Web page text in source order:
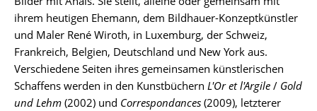
ihrem heutigen Ehemann, dem Bildhauer-Konzeptkünstler
und Maler René Wiroth, in Luxemburg, der Schweiz,
Frankreich, Belgien, Deutschland und New York aus.
Verschiedene Seiten ihres gemeinsamen künstlerischen
Schaffens werden in den Kunstbüchern L'Or et l'Argile / Gold
und Lehm (2002) und Correspondances (2009), letzterer